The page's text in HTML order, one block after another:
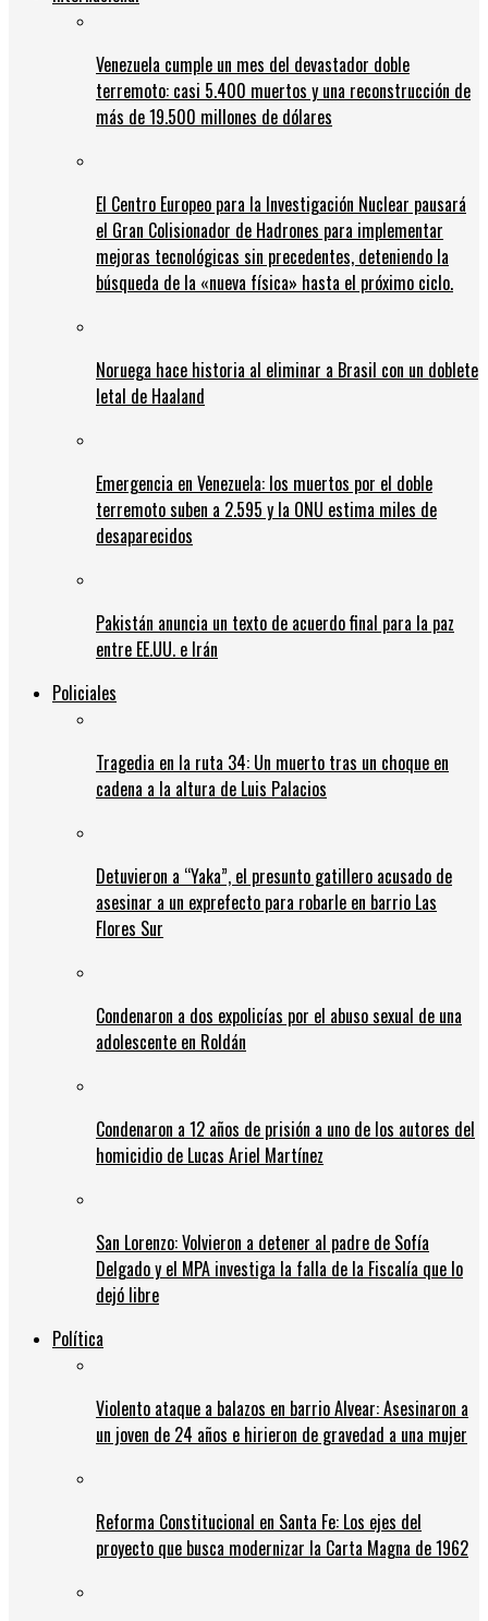
Venezuela cumple un mes del devastador doble
terremoto: casi 5.400 muertos y una reconstrucción de
más de 19.500 millones de dólares
El Centro Europeo para la Investigación Nuclear pausará
el Gran Colisionador de Hadrones para implementar
mejoras tecnológicas sin precedentes, deteniendo la
búsqueda de la «nueva física» hasta el próximo ciclo.
Noruega hace historia al eliminar a Brasil con un doblete
letal de Haaland
Emergencia en Venezuela: los muertos por el doble
terremoto suben a 2.595 y la ONU estima miles de
desaparecidos
Pakistán anuncia un texto de acuerdo final para la paz
entre EE.UU. e Irán
Policiales
Tragedia en la ruta 34: Un muerto tras un choque en
cadena a la altura de Luis Palacios
Detuvieron a “Yaka”, el presunto gatillero acusado de
asesinar a un exprefecto para robarle en barrio Las
Flores Sur
Condenaron a dos expolicías por el abuso sexual de una
adolescente en Roldán
Condenaron a 12 años de prisión a uno de los autores del
homicidio de Lucas Ariel Martínez
San Lorenzo: Volvieron a detener al padre de Sofía
Delgado y el MPA investiga la falla de la Fiscalía que lo
dejó libre
Política
Violento ataque a balazos en barrio Alvear: Asesinaron a
un joven de 24 años e hirieron de gravedad a una mujer
Reforma Constitucional en Santa Fe: Los ejes del
proyecto que busca modernizar la Carta Magna de 1962